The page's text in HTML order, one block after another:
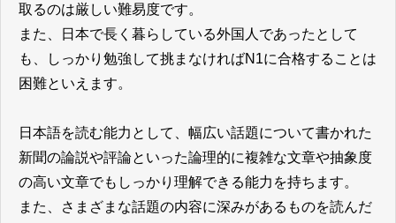
取るのは厳しい難易度です。
また、日本で長く暮らしている外国人であったとして
も、しっかり勉強して挑まなければN1に合格することは
困難といえます。
日本語を読む能力として、幅広い話題について書かれた
新聞の論説や評論といった論理的に複雑な文章や抽象度
の高い文章でもしっかり理解できる能力を持ちます。
また、さまざまな話題の内容に深みがあるものを読んだ